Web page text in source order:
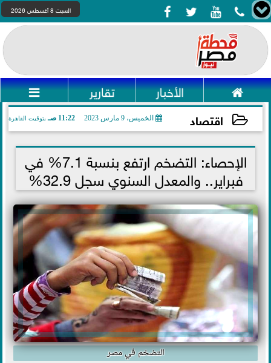
    السبت 8 أغسطس 2026
 الأخبار تقارير 
اقتصاد الخميس، 9 مارس 2023 11:22 صـ بتوقيت القاهرة
2023-03-09 11:22:42 الإحصاء: التضخم ارتفع بنسبة 7.1% في
فبراير.. والمعدل السنوي سجل 32.9%
التضخم في مصر